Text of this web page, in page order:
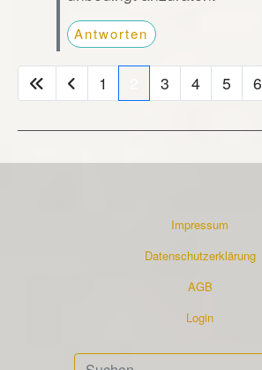
Antworten
1 3 4 5 6
Impressum
Datenschutzerklärung
AGB
Login